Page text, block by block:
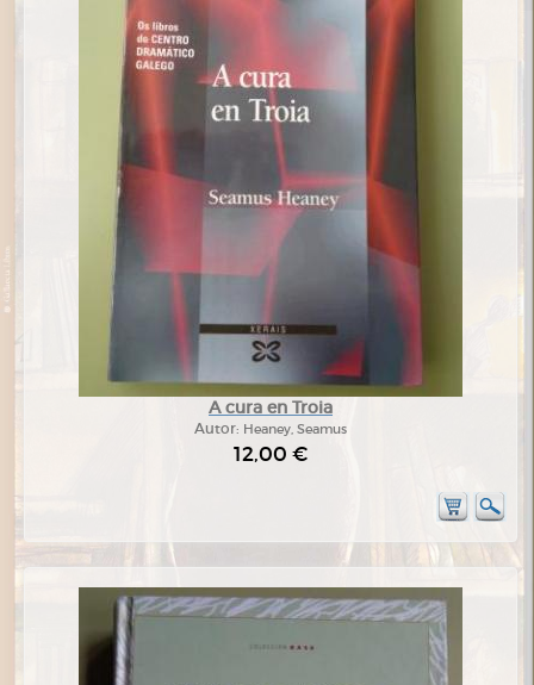
A cura en Troia
Autor: Heaney, Seamus
12,00 €